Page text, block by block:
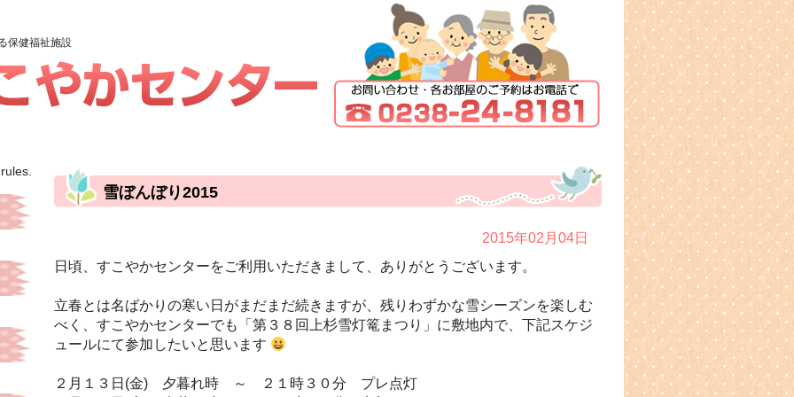
保健福祉施設
雪ぼんぼり2015
2015年02月04日
日頃、すこやかセンターをご利用いただきまして、ありがとうございます。
立春とは名ばかりの寒い日がまだまだ続きますが、残りわずかな雪シーズンを楽しむ
べく、 すこやかセンターでも「第３８回上杉雪灯篭まつり」に敷地内で、下記スケジ
ュールにて参加したいと思います
２月１３日(金) 夕暮れ時 ～ ２１時３０分 プレ点灯